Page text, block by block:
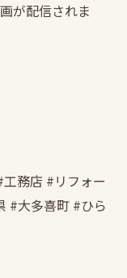
が配信されま
務店 #リフォー
#大多喜町 #ひら